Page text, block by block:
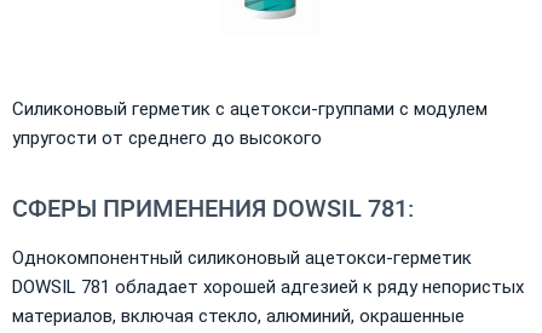
Силиконовый герметик с ацетокси-группами с модулем
упругости от среднего до высокого
СФЕРЫ ПРИМЕНЕНИЯ DOWSIL 781:
Однокомпонентный силиконовый ацетокси-герметик
DOWSIL 781 обладает хорошей адгезией к ряду непористых
материалов, включая стекло, алюминий, окрашенные